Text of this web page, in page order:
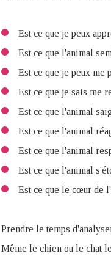
Est ce que je peux
Est ce que l'animal
Est ce que je peux me
Est ce que je sais me
Est ce que l'animal
Est ce que l'animal
Est ce que l'animal
Est ce que l'animal
Est ce que le cœur de
Prendre le temps
Même le chien ou le chat